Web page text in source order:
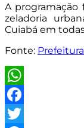
A programação
zeladoria
Cuiabá em
Fonte:
WhatsApp
Facebook